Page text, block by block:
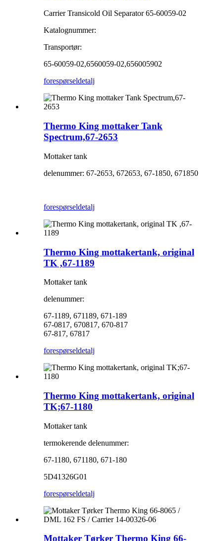
Carrier Transicold Oil Separator 65-60059-02
Katalognummer:
Transportør:
65-60059-02,6560059-02,656005902
forespørseldetalj
Thermo King mottaker Tank
Spectrum,67-2653
Mottaker tank
delenummer: 67-2653, 672653, 67-1850, 671850
forespørseldetalj
Thermo King mottakertank, original
TK ,67-1189
Mottaker tank
delenummer:
67-1189, 671189, 671-189
67-0817, 670817, 670-817
67-817, 67817
forespørseldetalj
Thermo King mottakertank, original
TK;67-1180
Mottaker tank
termokerende delenummer:
67-1180, 671180, 671-180
5D41326G01
forespørseldetalj
Mottaker Tørker Thermo King 66-